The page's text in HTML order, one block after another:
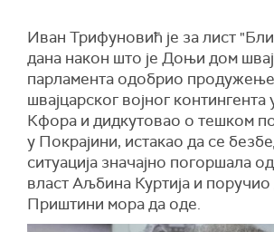
Иван Трифуновић је за лист
дана након што је Доњи дом
парламента одобрио
швајцарског војног контингента
Кфора и дидкутовао о тешком
у Покрајини, истакао да се
ситуација значајно погоршала
власт Аљбина Куртија и поручио
Приштини мора да оде.